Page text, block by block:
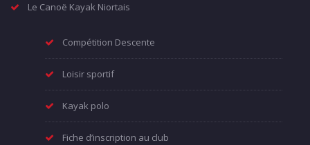
Le Canoë Kayak Niortais
Compétition Descente
Loisir sportif
Kayak polo
Fiche d’inscription au club